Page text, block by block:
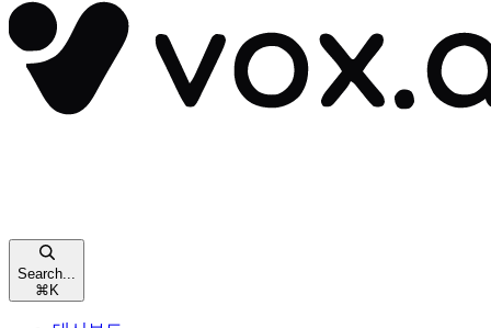
Search...
⌘ K